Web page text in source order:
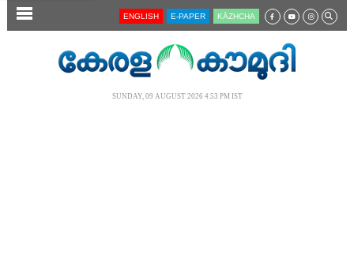
SECTIONS ENGLISH E-PAPER KĀZHCHA
SUNDAY, 09 AUGUST 2026 4.53 PM IST